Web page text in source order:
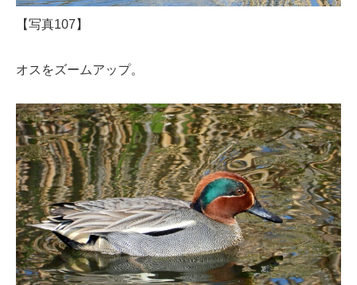
【写真107】
オスをズームアップ。